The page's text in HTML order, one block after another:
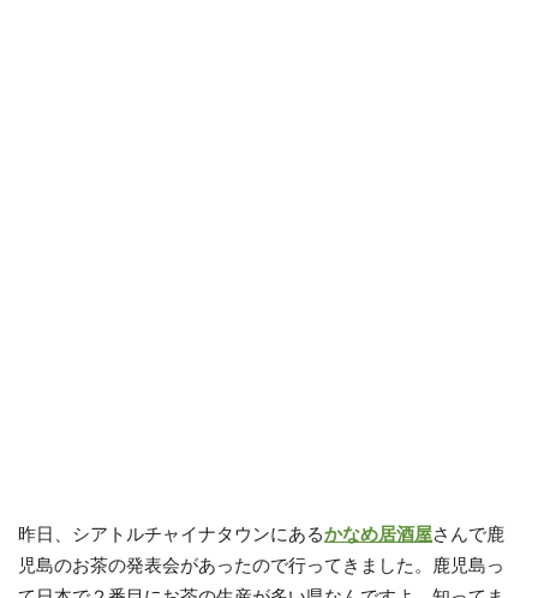
昨日、シアトルチャイナタウンにあるかなめ居酒屋さんで鹿
児島のお茶の発表会があったので行ってきました。鹿児島っ